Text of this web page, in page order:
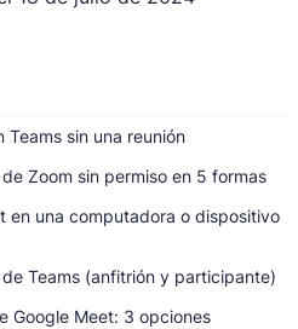
sin una reunión
Zoom sin permiso en 5 formas
en una computadora o dispositivo
Teams (anfitrión y participante)
Google Meet: 3 opciones